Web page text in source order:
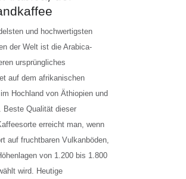
und hochwertigsten
der Welt ist die Arabica-
ursprüngliches
auf dem afrikanischen
Hochland von Äthiopien und
Beste Qualität dieser
erreicht man, wenn
auf fruchtbaren Vulkanböden,
von 1.200 bis 1.800
wird. Heutige